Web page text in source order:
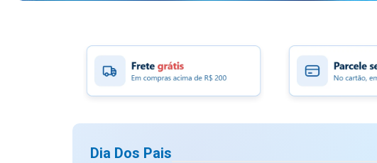
Dia Dos Pais